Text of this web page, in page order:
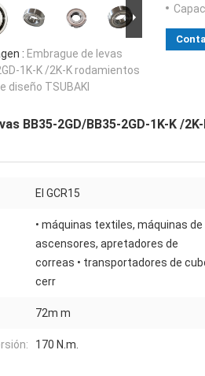
: Embrague de levas
1K-K /2K-K rodamientos
diseño TSUBAKI
BB35-2GD/BB35-2GD-1K-K /
El GCR15
• máquinas textiles, máquinas de
ascensores, apretadores de
correas • transportadores de
cerr
72m m
170 N.m.